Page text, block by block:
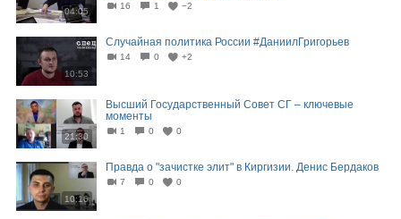
04:05
16 1 −2
10:53
Случайная политика России #ДаниилГригорьев
14 0 +2
21:30
Высший Государственный Совет СГ – ключевые
моменты
1 0 0
10:16
Правда о "зачистке элит" в Киргизии. Денис Бердаков
7 0 0